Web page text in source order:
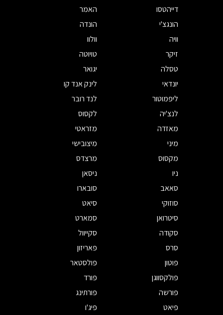
דייהטסו
האמר
הונגצ'י
הונדה
וויה
וולוו
זיקר
טויוטה
טסלה
יגואר
יונדאי
לינק אנד קו
ליפמוטור
לנד רובר
לנצ'יה
לקסוס
מאזדה
מזראטי
מיני
מיצובישי
מקסוס
מרצדס
ניו
ניסאן
סאאב
סובארו
סוזוקי
סיאט
סיטרואן
סמארט
סקודה
סקייוול
סרס
פאריזון
פוטון
פולסטאר
פולקסווגן
פורד
פורשה
פורתינג
פיאט
פיג'ו